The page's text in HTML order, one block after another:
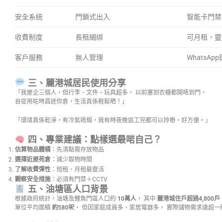
安全系統 門鎖式出入 智能卡門
收費制度 長租綑綁 可月租，
客戶服務 無人管理 WhatsApp
三、麗港城居民使用分享
「我屋企三個人，但行李、文件、玩具超多， 以前塞到衣櫃都開唔到門，
自從用咗時昌迷你倉，生活真係輕鬆晒！」
「環境真係乾淨，有冷氣唔焗，我有時夜晚返工完都可以拎嘢，好方便。」
四、專業建議：點樣選最啱自己？
估算物品體積 ：先清點需存放物品
選擇近屋苑倉 ：減少取物時間
了解收費彈性 ：短租、月租最靈活
觀察安全措施 ：必須有門禁＋CCTV
五、油塘區人口背景
根據政府統計，油塘及鯉魚門區人口約 10萬人 ， 其中 麗港城住戶超過4,800戶
單位平均面積 約580呎 ， 但因家庭成員多、家居電器多， 實際儲物需求遠超一